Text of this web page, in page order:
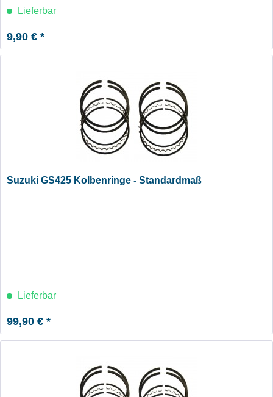
Lieferbar
9,90 € *
Suzuki GS425 Kolbenringe - Standardmaß
Lieferbar
99,90 € *